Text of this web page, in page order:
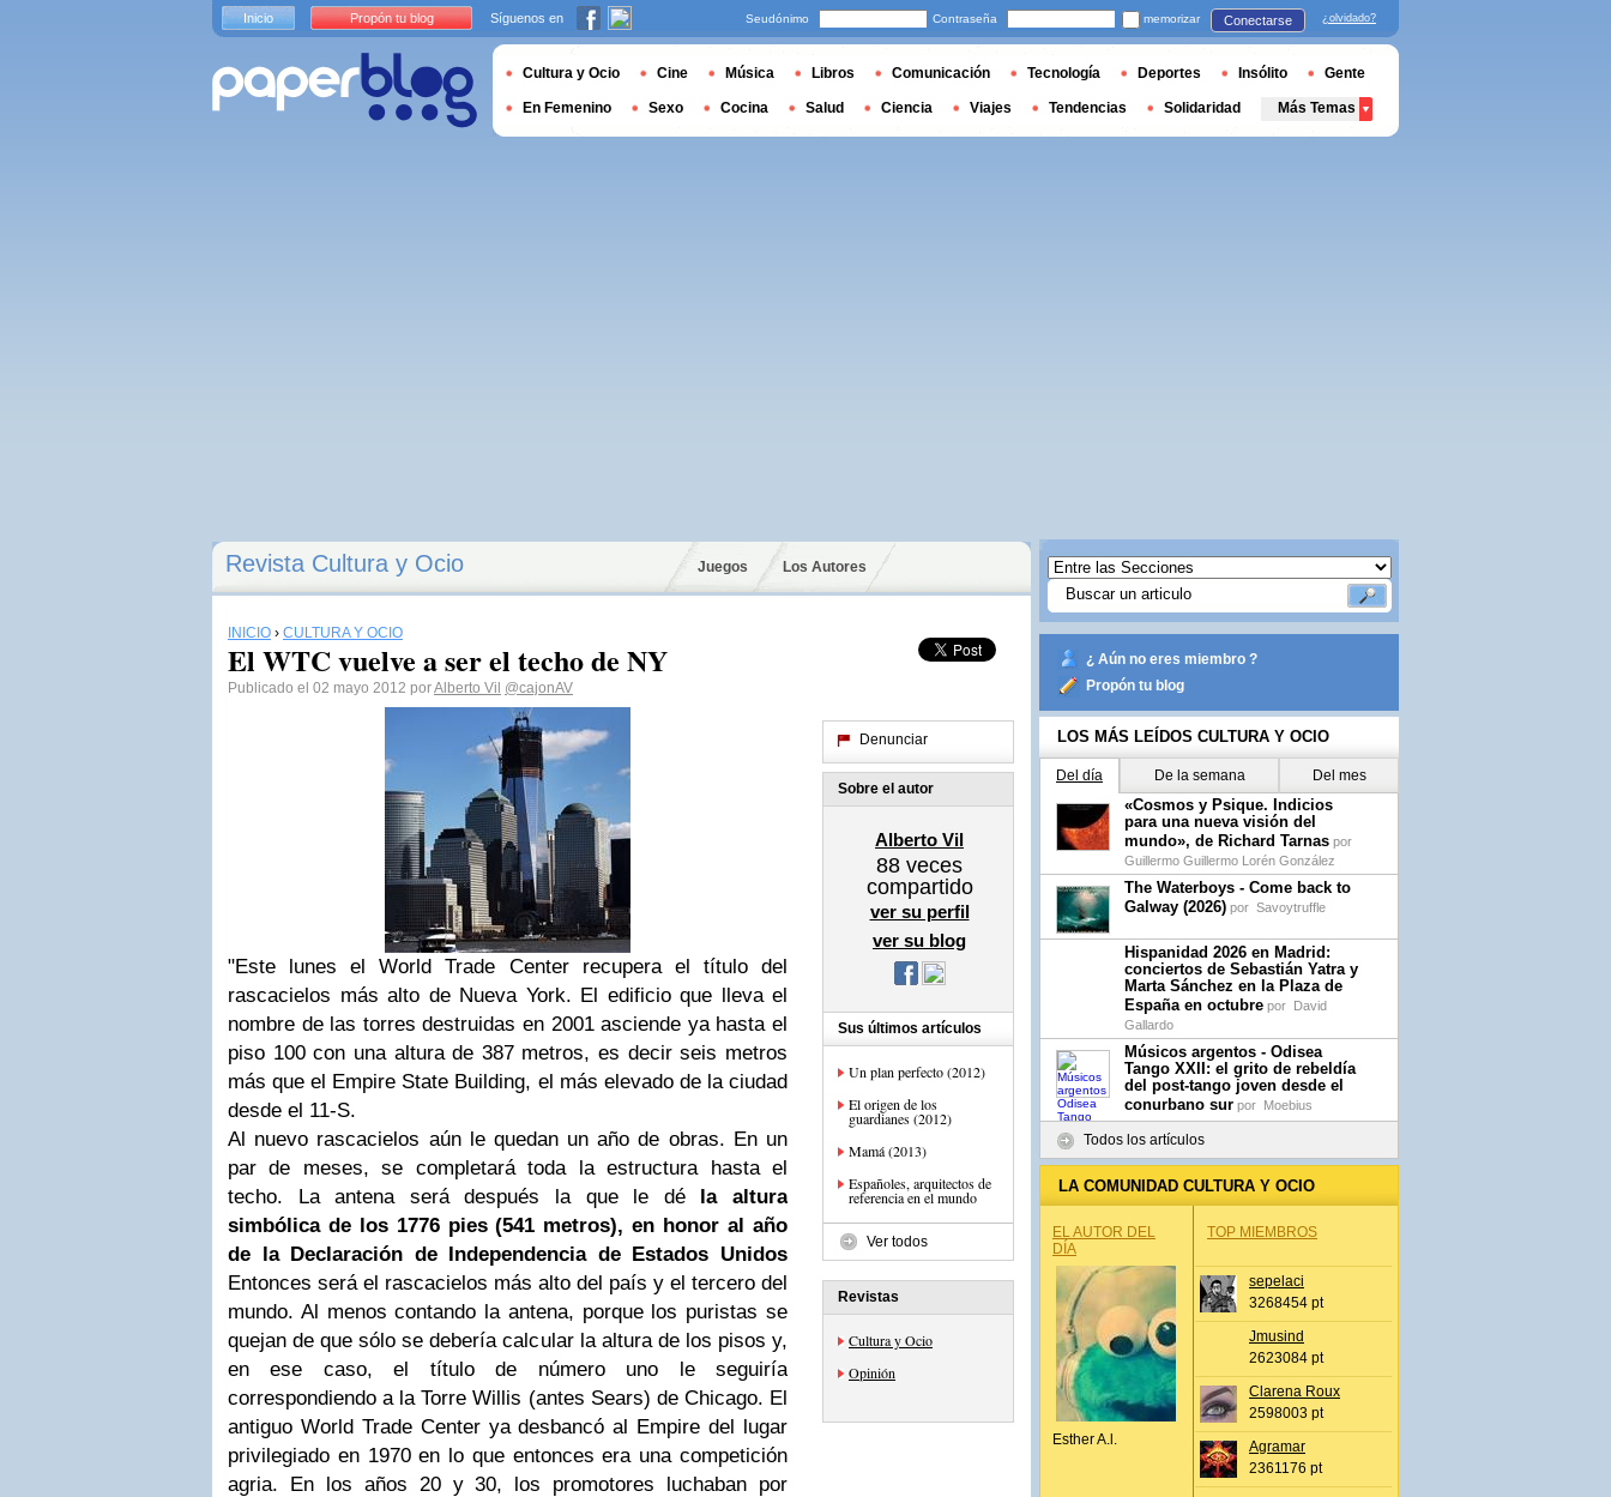
Revista Cultura y Ocio Juegos Los Autores
INICIO › CULTURA Y OCIO
El WTC vuelve a ser el techo de NY
Publicado el 02 mayo 2012 porAlberto Vil @cajonAV
"Este lunes el World Trade Center recupera el título del
rascacielos más alto de Nueva York. El edificio que lleva el
nombre de las torres destruidas en 2001 asciende ya hasta el
piso 100 con una altura de 387 metros, es decir seis metros
más que el Empire State Building, el más elevado de la ciudad
desde el 11-S.
Al nuevo rascacielos aún le quedan un año de obras. En un
par de meses, se completará toda la estructura hasta el
techo. La antena será después la que le dé la altura
simbólica de los 1776 pies (541 metros), en honor al año
de la Declaración de Independencia de Estados Unidos
Entonces será el rascacielos más alto del país y el tercero del
mundo. Al menos contando la antena, porque los puristas se
quejan de que sólo se debería calcular la altura de los pisos y,
en ese caso, el título de número uno le seguiría
correspondiendo a la Torre Willis (antes Sears) de Chicago. El
antiguo World Trade Center ya desbancó al Empire del lugar
privilegiado en 1970 en lo que entonces era una competición
agria. En los años 20 y 30, los promotores luchaban por
Denunciar
Sobre el autor
Alberto Vil
88 veces
compartido
ver su perfil
ver su blog
Sus últimos artículos
Un plan perfecto (2012)
El origen de los
guardianes (2012)
Mamá (2013)
Españoles, arquitectos de
referencia en el mundo
Ver todos
Revistas
Cultura y Ocio
Opinión
¿ Aún no eres miembro ?
Propón tu blog
LOS MÁS LEÍDOS CULTURA Y OCIO
Del día De la semana Del mes
«Cosmos y Psique. Indicios
para una nueva visión del
mundo», de Richard Tarnas por
Guillermo Guillermo Lorén González
The Waterboys - Come back to
Galway (2026) por Savoytruffle
Hispanidad 2026 en Madrid:
conciertos de Sebastián Yatra y
Marta Sánchez en la Plaza de
España en octubre por David
Gallardo
Músicos argentos - Odisea
Tango XXII: el grito de rebeldía
del post-tango joven desde el
conurbano sur por Moebius
Todos los artículos
LA COMUNIDAD CULTURA Y OCIO
EL AUTOR DEL
DÍA
Esther A.l.
TOP MIEMBROS
sepelaci
3268454 pt
Jmusind
2623084 pt
Clarena Roux
2598003 pt
Agramar
2361176 pt
Inicio Propón tu blog Síguenos en Seudónimo Contraseña memorizar Conectarse ¿olvidado?
Cultura y Ocio Cine Música Libros Comunicación Tecnología Deportes Insólito Gente
En Femenino Sexo Cocina Salud Ciencia Viajes Tendencias Solidaridad Más Temas